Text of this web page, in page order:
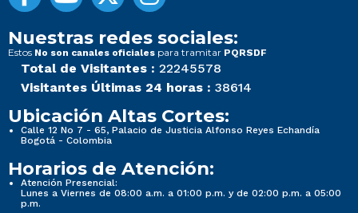
Nuestras redes sociales:
Estos No son canales oficiales para tramitar PQRSDF
Total de Visitantes : 22245578
Visitantes Últimas 24 horas : 38614
Ubicación Altas Cortes:
Calle 12 No 7 - 65, Palacio de Justicia Alfonso Reyes Echandía
Bogotá - Colombia
Horarios de Atención:
Atención Presencial:
Lunes a Viernes de 08:00 a.m. a 01:00 p.m. y de 02:00 p.m. a 05:00
p.m.